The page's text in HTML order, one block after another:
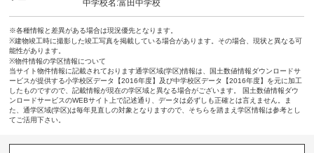
中学校名:富田中学校
※各種情報と差異がある場合は現況優先となります。
※建物竣工時に撮影した竣工写真を掲載している場合があります。その場合、現状と異なる可
能性があります。
※物件情報の学区情報について
当サイト物件情報に記載されております通学区域(学区)情報は、国土数値情報ダウンロードサ
ービスが提供する小学校区データ【2016年度】及び中学校区データ【2016年度】を元に加工
したものですので、記載情報が現在の学区域と異なる場合がございます。 国土数値情報ダウ
ンロードサービスのWEBサイト上で記述通り、データは必ずしも正確とは言えません。ま
た、通学区域(学区)は毎年見直しの対象となりますので、そちらを踏まえ学区情報は参考とし
てご活用下さい。